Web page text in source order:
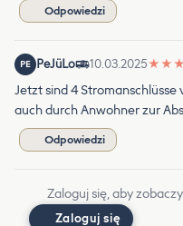
Odpowiedzi
PE PeJüLo 10.03.2025★ ★ ★
Jetzt sind 4
auch durch Anwohner zur
Odpowiedzi
Zaloguj się, aby
Zaloguj się